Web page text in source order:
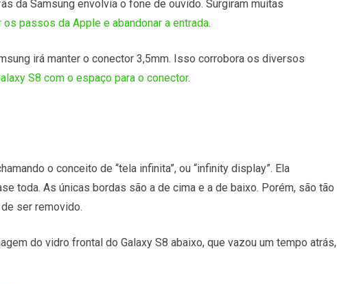
da Samsung envolvia o fone de ouvido. Surgiram muitas
os passos da Apple e abandonar a entrada.
irá manter o conector 3,5mm. Isso corrobora os diversos
S8 com o espaço para o conector.
o conceito de “tela infinita”, ou “infinity display”. Ela
toda. As únicas bordas são a de cima e a de baixo. Porém, são tão
ser removido.
do vidro frontal do Galaxy S8 abaixo, que vazou um tempo atrás,